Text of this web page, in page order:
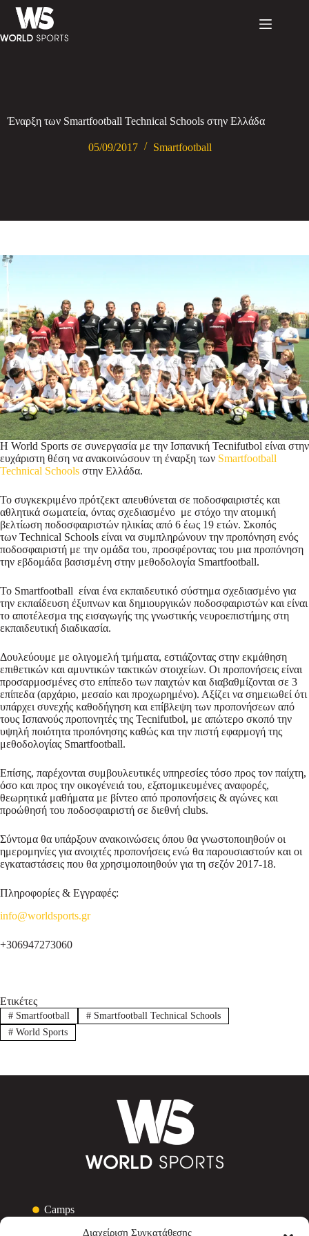
Διαχείριση Συγκατάθεσης
Έναρξη των Smartfootball Technical Schools στην Ελλάδα
05/09/2017 Smartfootball
H World Sports σε συνεργασία με την Ισπανική Tecnifutbol είναι στην
ευχάριστη θέση να ανακοινώσουν τη έναρξη των Smartfootball
Technical Schools στην Ελλάδα.
Το συγκεκριμένο πρότζεκτ απευθύνεται σε ποδοσφαιριστές και
αθλητικά σωματεία, όντας σχεδιασμένο με στόχο την ατομική
βελτίωση ποδοσφαιριστών ηλικίας από 6 έως 19 ετών. Σκοπός
των Technical Schools είναι να συμπληρώνουν την προπόνηση ενός
ποδοσφαιριστή με την ομάδα του, προσφέροντας του μια προπόνηση
την εβδομάδα βασισμένη στην μεθοδολογία Smartfootball.
Το Smartfootball είναι ένα εκπαιδευτικό σύστημα σχεδιασμένο για
την εκπαίδευση έξυπνων και δημιουργικών ποδοσφαιριστών και είναι
το αποτέλεσμα της εισαγωγής της γνωστικής νευροεπιστήμης στη
εκπαιδευτική διαδικασία.
Δουλεύουμε με ολιγομελή τμήματα, εστιάζοντας στην εκμάθηση
επιθετικών και αμυντικών τακτικών στοιχείων. Οι προπονήσεις είναι
προσαρμοσμένες στο επίπεδο των παιχτών και διαβαθμίζονται σε 3
επίπεδα (αρχάριο, μεσαίο και προχωρημένο). Αξίζει να σημειωθεί ότι
υπάρχει συνεχής καθοδήγηση και επίβλεψη των προπονήσεων από
τους Ισπανούς προπονητές της Tecnifutbol, με απώτερο σκοπό την
υψηλή ποιότητα προπόνησης καθώς και την πιστή εφαρμογή της
μεθοδολογίας Smartfootball.
Επίσης, παρέχονται συμβουλευτικές υπηρεσίες τόσο προς τον παίχτη,
όσο και προς την οικογένειά του, εξατομικευμένες αναφορές,
θεωρητικά μαθήματα με βίντεο από προπονήσεις & αγώνες και
προώθησή του ποδοσφαιριστή σε διεθνή clubs.
Σύντομα θα υπάρξουν ανακοινώσεις όπου θα γνωστοποιηθούν οι
ημερομηνίες για ανοιχτές προπονήσεις ενώ θα παρουσιαστούν και οι
εγκαταστάσεις που θα χρησιμοποιηθούν για τη σεζόν 2017-18.
Πληροφορίες & Εγγραφές:
info@worldsports.gr
+306947273060
Ετικέτες
#Smartfootball #Smartfootball Technical Schools
#World Sports
Camps